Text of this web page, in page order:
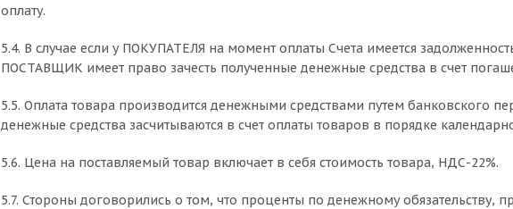
оплату.
5.4. В случае если у ПОКУПАТЕЛЯ на момент оплаты Счета имеется
ПОСТАВЩИК имеет право зачесть полученные денежные средства в счет
5.5. Оплата товара производится денежными средствами путем банковского
денежные средства засчитываются в счет оплаты товаров в порядке
5.6. Цена на поставляемый товар включает в себя стоимость товара, НДС-22%.
5.7. Стороны договорились о том, что проценты по денежному обязательству,